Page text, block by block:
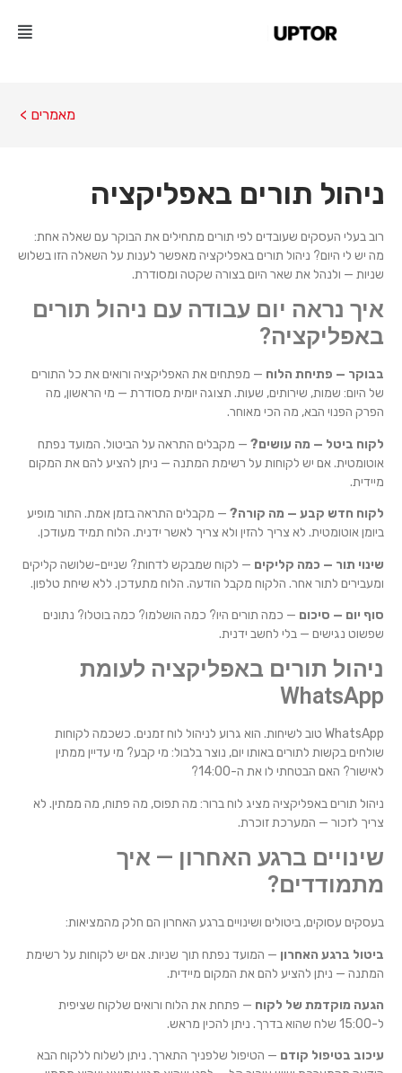
מאמרים >
ניהול תורים באפליקציה
רוב בעלי העסקים שעובדים לפי תורים מתחילים את הבוקר עם שאלה אחת:
מה יש לי היום? ניהול תורים באפליקציה מאפשר לענות על השאלה הזו בשלוש
שניות — ולנהל את שאר היום בצורה שקטה ומסודרת.
איך נראה יום עבודה עם ניהול תורים
באפליקציה?
בבוקר — פתיחת הלוח — מפתחים את האפליקציה ורואים את כל התורים
של היום: שמות, שירותים, שעות. תצוגה יומית מסודרת — מי הראשון, מה
הפרק הפנוי הבא, מה הכי מאוחר.
לקוח ביטל — מה עושים? — מקבלים התראה על הביטול. המועד נפתח
אוטומטית. אם יש לקוחות על רשימת המתנה — ניתן להציע להם את המקום
מיידית.
לקוח חדש קבע — מה קורה? — מקבלים התראה בזמן אמת. התור מופיע
ביומן אוטומטית. לא צריך להזין ולא צריך לאשר ידנית. הלוח תמיד מעודכן.
שינוי תור — כמה קליקים — לקוח שמבקש לדחות? שניים-שלושה קליקים
ומעבירים לתור אחר. הלקוח מקבל הודעה. הלוח מתעדכן. ללא שיחת טלפון.
סוף יום — סיכום — כמה תורים היו? כמה הושלמו? כמה בוטלו? נתונים
שפשוט נגישים — בלי לחשב ידנית.
ניהול תורים באפליקציה לעומת
WhatsApp
WhatsApp טוב לשיחות. הוא גרוע לניהול לוח זמנים. כשכמה לקוחות
שולחים בקשות לתורים באותו יום, נוצר בלבול: מי קבע? מי עדיין ממתין
לאישור? האם הבטחתי לו את ה-14:00?
ניהול תורים באפליקציה מציג לוח ברור: מה תפוס, מה פתוח, מה ממתין. לא
צריך לזכור — המערכת זוכרת.
שינויים ברגע האחרון — איך
מתמודדים?
בעסקים עסוקים, ביטולים ושינויים ברגע האחרון הם חלק מהמציאות:
ביטול ברגע האחרון — המועד נפתח תוך שניות. אם יש לקוחות על רשימת
המתנה — ניתן להציע להם את המקום מיידית.
הגעה מוקדמת של לקוח — פתחת את הלוח ורואים שלקוח שציפית
ל-15:00 שלח שהוא בדרך. ניתן להכין מראש.
עיכוב בטיפול קודם — הטיפול שלפניך התארך. ניתן לשלוח ללקוח הבא